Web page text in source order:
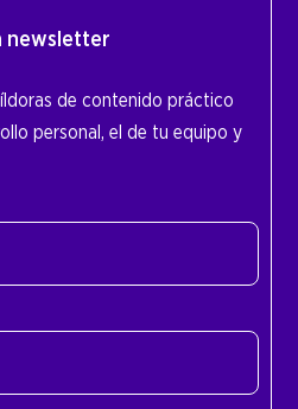
newsletter
de contenido práctico
personal, el de tu equipo y